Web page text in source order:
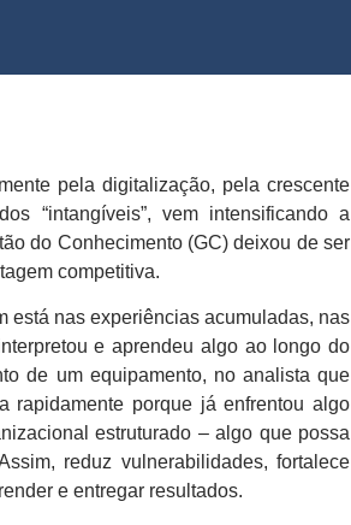
pela digitalização, pela crescente
“intangíveis”, vem intensificando a
do Conhecimento (GC) deixou de ser
competitiva.
está nas experiências acumuladas, nas
e aprendeu algo ao longo do
de um equipamento, no analista que
rapidamente porque já enfrentou algo
estruturado – algo que possa
reduz vulnerabilidades, fortalece
e entregar resultados.